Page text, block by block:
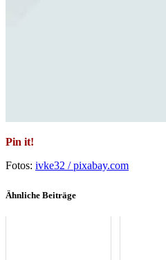
Pin it!
Fotos: ivke32 / pixabay.com
Ähnliche Beiträge